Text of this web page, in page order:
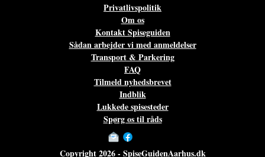
Privatlivspolitik
Om os
Kontakt Spiseguiden
Sådan arbejder vi med anmeldelser
Transport & Parkering
FAQ
Tilmeld nyhedsbrevet
Indblik
Lukkede spisesteder
Spørg os til råds
Copyright 2026 - SpiseGuidenAarhus.dk